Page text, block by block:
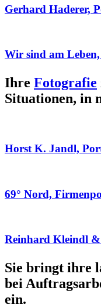
Gerhard Haderer,
Wir sind am
Ihre Fotografie
Situationen, in
Horst K. Jandl,
69° Nord,
Reinhard Kleindl
Sie bringt ihre
bei
ein.